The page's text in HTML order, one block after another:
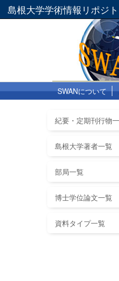
島根大学学術情報リポジト
SWANについて
紀要・定期刊行物
島根大学著者一覧
部局一覧
博士学位論文一覧
資料タイプ一覧